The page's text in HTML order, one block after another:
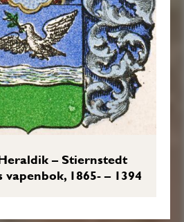
– Stiernstedt
1865- – 1394